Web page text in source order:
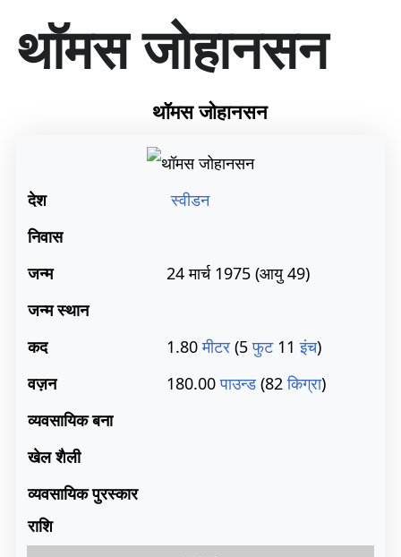
ग्री
थॉमस जोहानसन
थॉमस जोहानसन
देश
स्वीडन
निवास
जन्म
24 मार्च 1975 (आयु 49)
जन्म स्थान
कद
1.80मीटर (5फुट11इंच)
वज़न
180.00पाउन्ड(82किग्रा)
व्यवसायिक बना
खेल शैली
व्यवसायिक पुरस्कार
राशि